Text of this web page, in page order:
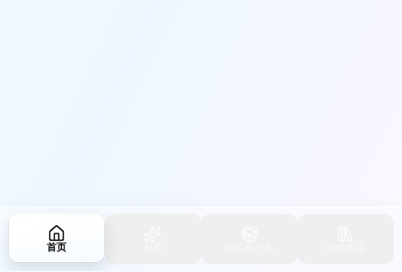
首页